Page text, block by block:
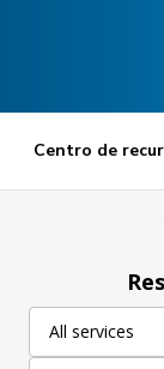
Centro de
All services